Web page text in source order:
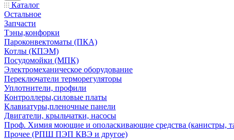
Каталог
Остальное
Запчасти
Тэны,конфорки
Пароконвектоматы (ПКА)
Котлы (КПЭМ)
Посудомойки (МПК)
Электромеханическое оборудование
Переключатели терморегуляторы
Уплотнители, профили
Контроллеры,силовые платы
Клавиатуры,пленочные панели
Двигатели, крыльчатки, насосы
Проф. Химия моющие и ополаскивающие средства (канистры,
Прочее (РПШ ПЭП КВЭ и другое)